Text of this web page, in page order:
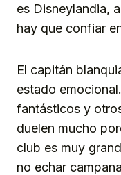
es Disneylandia,
hay que confiar
El capitán
estado
fantásticos y
duelen mucho
club es muy
no echar